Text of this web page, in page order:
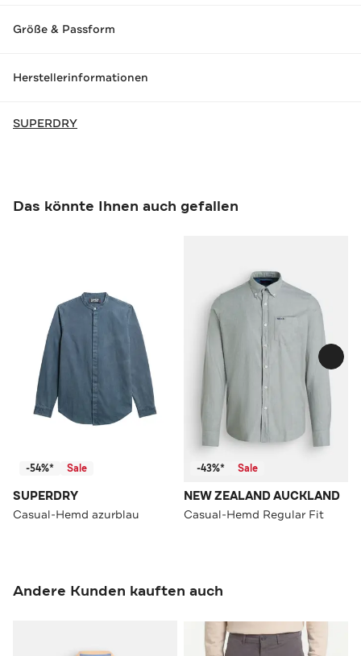
Größe & Passform
Herstellerinformationen
SUPERDRY
Das könnte Ihnen auch gefallen
-54%* Sale
SUPERDRY
Casual-Hemd azurblau
-43%* Sale
NEW ZEALAND AUCKLAND
Casual-Hemd Regular Fit
Andere Kunden kauften auch